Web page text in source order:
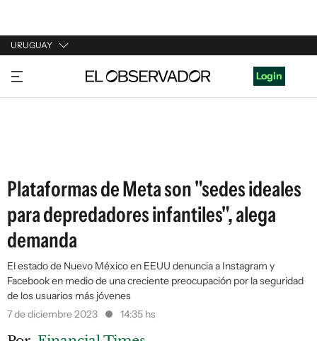
URUGUAY
URUGUAY
ARGENTINA
Login
Plataformas de Meta son "sedes ideales
para depredadores infantiles", alega
demanda
El estado de Nuevo México en EEUU denuncia a Instagram y
Facebook en medio de una creciente preocupación por la seguridad
de los usuarios más jóvenes
7 de diciembre 2023
14:35 hs